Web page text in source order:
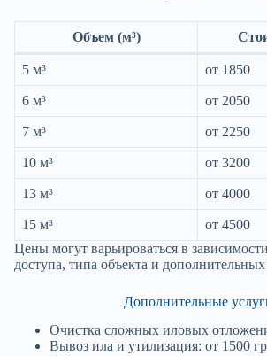
Объем (м³)
5 м³ от 1850
6 м³ от 2050
7 м³ от 2250
10 м³ от 3200
13 м³ от 4000
15 м³
от 4500
Цены могут варьироваться в
доступа, типа объекта и дополнительных
Дополнительные
Очистка сложных иловых
Вывоз ила и утилизация: от 1500